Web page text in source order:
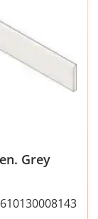
Grey
610130008143